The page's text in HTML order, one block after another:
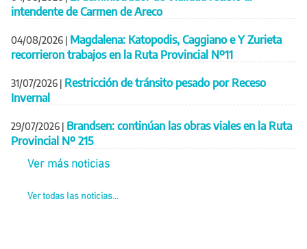
intendente de Carmen de Areco
04/08/2026 | Magdalena: Katopodis, Caggiano e Y Zurieta
recorrieron trabajos en la Ruta Provincial Nº11
31/07/2026 | Restricción de tránsito pesado por Receso
Invernal
29/07/2026 | Brandsen: continúan las obras viales en la Ruta
Provincial Nº 215
Ver más noticias
Ver todas las noticias...